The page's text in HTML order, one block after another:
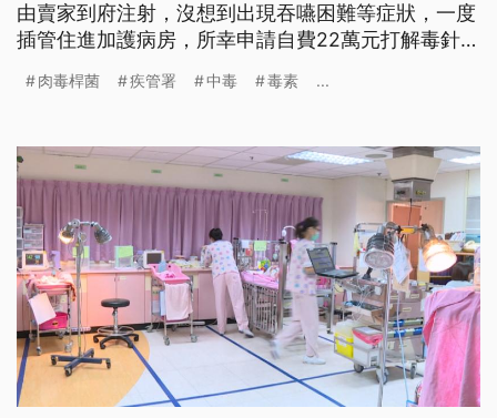
由賣家到府注射，沒想到出現吞嚥困難等症狀，一度
插管住進加護病房，所幸申請自費22萬元打解毒針，
內2019年以來，首例因醫美中毒重症自費施打解毒
中。
肉毒桿菌 疾管署 中毒 毒素 ...